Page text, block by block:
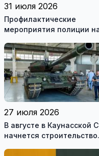
31 июля 2026
Профилактические
мероприятия полиции
27 июля 2026
В августе в Каунасской
начнется строительство